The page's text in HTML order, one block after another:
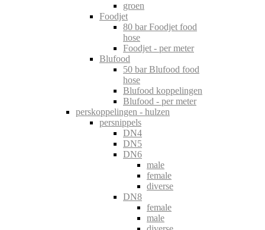
groen
Foodjet
80 bar Foodjet food
hose
Foodjet - per meter
Blufood
50 bar Blufood food
hose
Blufood koppelingen
Blufood - per meter
perskoppelingen - hulzen
persnippels
DN4
DN5
DN6
male
female
diverse
DN8
female
male